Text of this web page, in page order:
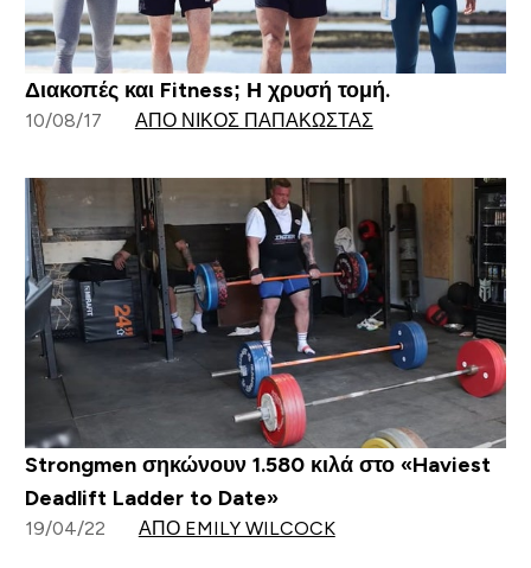
Διακοπές και Fitness; Η χρυσή τομή.
10/08/17 ΑΠΌ ΝΊΚΟΣ ΠΑΠΑΚΏΣΤΑΣ
Strongmen σηκώνουν 1.580 κιλά στο «Haviest
Deadlift Ladder to Date»
19/04/22 ΑΠΌ EMILY WILCOCK